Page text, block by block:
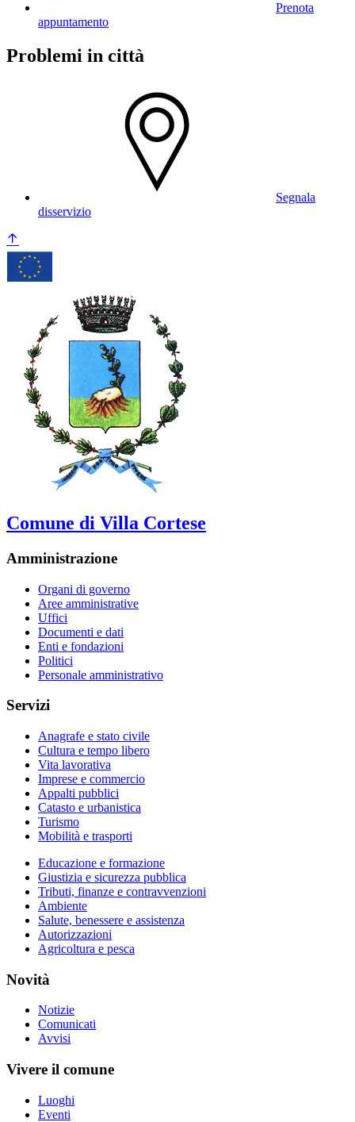
Prenota
appuntamento
Problemi in città
Segnala
disservizio
Comune di Villa Cortese
Amministrazione
Organi di governo
Aree amministrative
Uffici
Documenti e dati
Enti e fondazioni
Politici
Personale amministrativo
Servizi
Anagrafe e stato civile
Cultura e tempo libero
Vita lavorativa
Imprese e commercio
Appalti pubblici
Catasto e urbanistica
Turismo
Mobilità e trasporti
Educazione e formazione
Giustizia e sicurezza pubblica
Tributi, finanze e contravvenzioni
Ambiente
Salute, benessere e assistenza
Autorizzazioni
Agricoltura e pesca
Novità
Notizie
Comunicati
Avvisi
Vivere il comune
Luoghi
Eventi